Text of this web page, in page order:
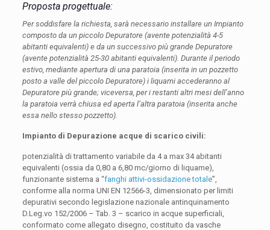
Proposta progettuale:
Per soddisfare la richiesta, sarà necessario installare un Impianto
composto da un piccolo Depuratore (avente potenzialità 4-5
abitanti equivalenti) e da un successivo più grande Depuratore
(avente potenzialità 25-30 abitanti equivalenti). Durante il periodo
estivo, mediante apertura di una paratoia (inserita in un pozzetto
posto a valle del piccolo Depuratore) i liquami accederanno al
Depuratore più grande; viceversa, per i restanti altri mesi dell’anno
la paratoia verrà chiusa ed aperta l’altra paratoia (inserita anche
essa nello stesso pozzetto).
Impianto di Depurazione acque di scarico civili:
potenzialità di trattamento variabile da 4 a max 34 abitanti
equivalenti (ossia da 0,80 a 6,80 mc/giorno di liquame),
funzionante sistema a “fanghi attivi-ossidazione totale”,
conforme alla norma UNI EN 12566-3, dimensionato per limiti
depurativi secondo legislazione nazionale antinquinamento
D.Leg.vo 152/2006 – Tab. 3 – scarico in acque superficiali,
conformato come allegato disegno, costituito da vasche